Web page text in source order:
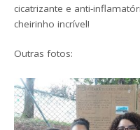
cicatrizante e anti-
cheirinho incrível!
Outras fotos: